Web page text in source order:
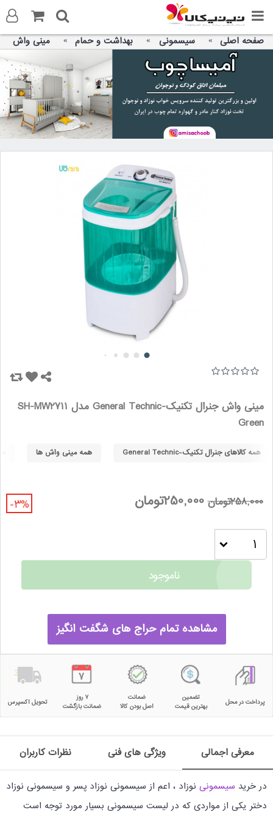
ثبت نام در سایت
تماس با ما
آدرس صفحه تلگرام
توییتر واتس اپ
صفحه اصلی سیسمونی بهداشت و حمام مینی واش
مینی واش جنرال تکنیک-General Technic مدل SH-MW2711
Green
همه کالاهای جنرال تکنیک-General Technic همه مینی واش ها
258,000تومان 250,000تومان -3%
ناموجود
مشاهده تمام حراج های شگفت انگیز
پرداخت در محل
تضمین
بهترین قیمت
ضمانت
اصل بودن کالا
۷ روز
ضمانت بازگشت
تحویل اکسپرس
معرفی اجمالی ویژگی های فنی نظرات کاربران
در خرید سیسمونی نوزاد ، اعم از سیسمونی نوزاد پسر و سیسمونی نوزاد
دختر یکی از مواردی که در لیست سیسمونی بسیار مورد توجه است